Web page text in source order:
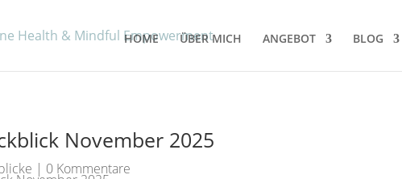
HOME ÜBER MICH ANGEBOT BLOG
November 2025
| 0 Kommentare